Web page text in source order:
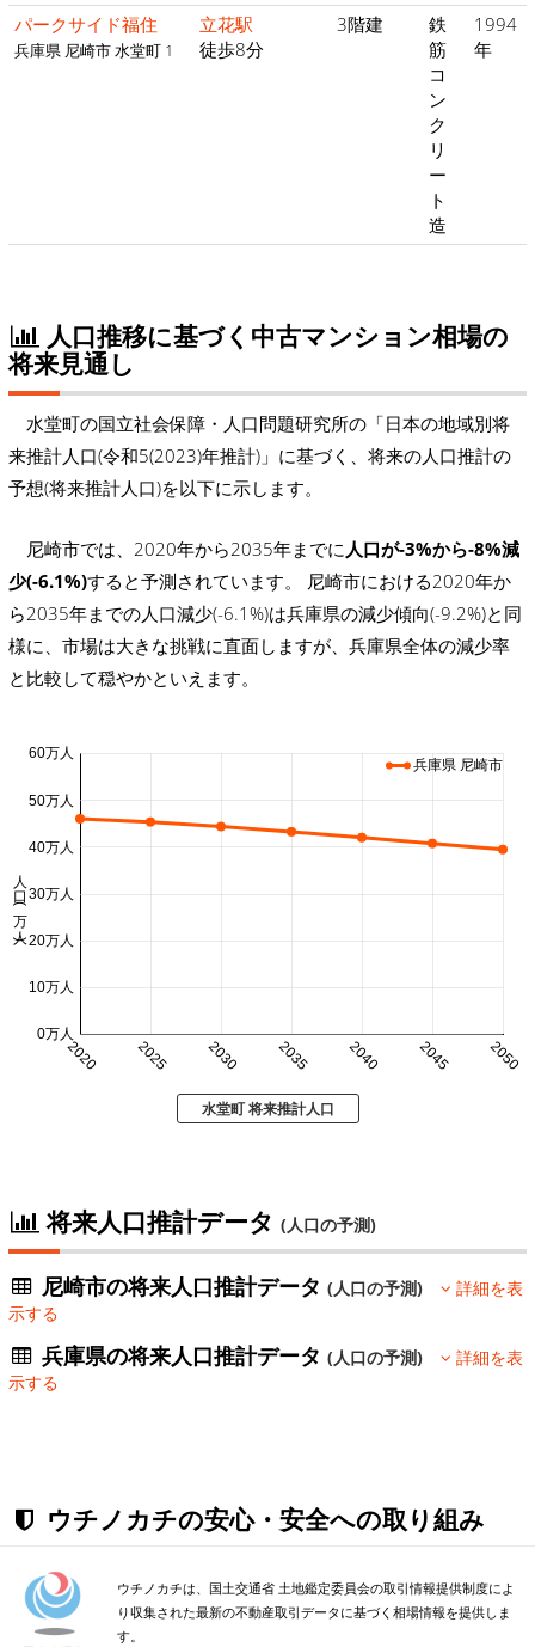
パークサイド福住
兵庫県 尼崎市 水堂町 1
立花駅
徒歩8分
3階建
鉄
筋
コ
ン
ク
リ
ー
ト
造
1994
年
人口推移に基づく中古マンション相場の
将来見通し
水堂町の国立社会保障・人口問題研究所の「日本の地域別将
来推計人口(令和5(2023)年推計)」に基づく、将来の人口推計の
予想(将来推計人口)を以下に示します。
尼崎市では、2020年から2035年までに 人口が-3%から-8%減
少(-6.1%)すると予測されています。 尼崎市における2020年か
ら2035年までの人口減少(-6.1%)は兵庫県の減少傾向(-9.2%)と同
様に、市場は大きな挑戦に直面しますが、兵庫県全体の減少率
と比較して穏やかといえます。
2020 2025 2030 2035 2040 2045 2050
0万人
10万人
20万人
30万人
40万人
50万人
60万人
人口 (万人)
兵庫県 尼崎市
水堂町 将来推計人口
将来人口推計データ (人口の予測)
尼崎市の将来人口推計データ(人口の予測)
詳細を表
示する
兵庫県の将来人口推計データ(人口の予測)
詳細を表
示する
ウチノカチの安心・安全への取り組み
ウチノカチは、国土交通省 土地鑑定委員会の取引情報提供制度によ
り収集された最新の不動産取引データに基づく相場情報を提供しま
す。